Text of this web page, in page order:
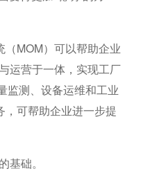
MOM）可以帮助企业
运营于一体，实现工厂
监测、设备运维和工业
可帮助企业进一步提
础。